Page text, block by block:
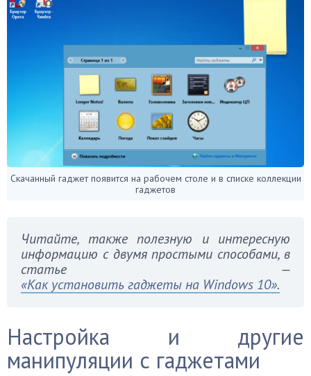
Скачанный гаджет появится на рабочем столе и в списке коллекции
гаджетов
Читайте, также полезную и интересную
информацию с двумя простыми способами, в
статье —
«Как установить гаджеты на Windows 10».
Настройка и другие
манипуляции с гаджетами